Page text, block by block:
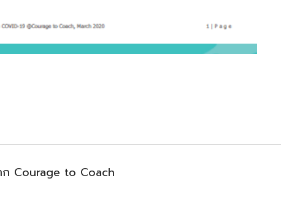
Courage to Coach